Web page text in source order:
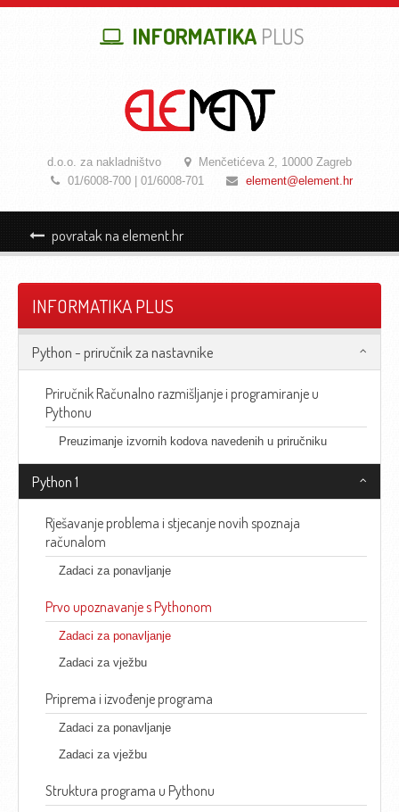
INFORMATIKA PLUS
d.o.o. za nakladništvo
Menčetićeva 2, 10000 Zagreb
01/6008-700 | 01/6008-701 element@element.hr
povratak na element.hr
INFORMATIKA PLUS
Python - priručnik za nastavnike
Priručnik Računalno razmišljanje i programiranje u
Pythonu
Preuzimanje izvornih kodova navedenih u priručniku
Python 1
Rješavanje problema i stjecanje novih spoznaja
računalom
Zadaci za ponavljanje
Prvo upoznavanje s Pythonom
Zadaci za ponavljanje
Zadaci za vježbu
Priprema i izvođenje programa
Zadaci za ponavljanje
Zadaci za vježbu
Struktura programa u Pythonu